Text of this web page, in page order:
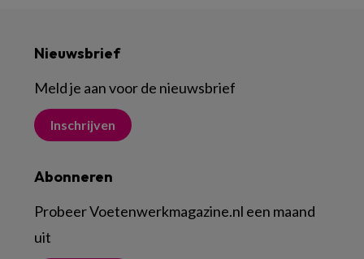
Nieuwsbrief
Meld je aan voor de nieuwsbrief
Inschrijven
Abonneren
Probeer Voetenwerkmagazine.nl een maand
uit